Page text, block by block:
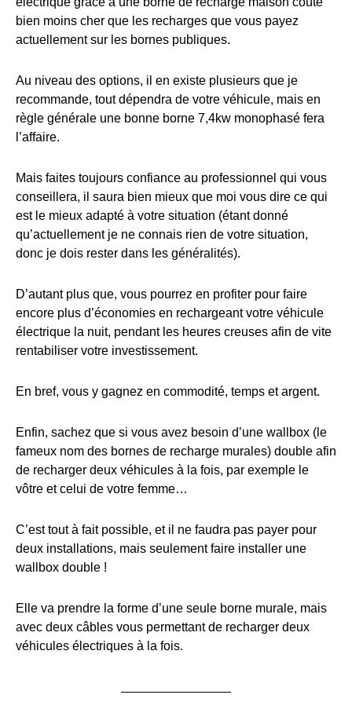
bien moins cher que les recharges que vous payez
actuellement sur les bornes publiques.
Au niveau des options, il en existe plusieurs que je
recommande, tout dépendra de votre véhicule, mais en
règle générale une bonne borne 7,4kw monophasé fera
l’affaire.
Mais faites toujours confiance au professionnel qui vous
conseillera, il saura bien mieux que moi vous dire ce qui
est le mieux adapté à votre situation (étant donné
qu’actuellement je ne connais rien de votre situation,
donc je dois rester dans les généralités).
D’autant plus que, vous pourrez en profiter pour faire
encore plus d’économies en rechargeant votre véhicule
électrique la nuit, pendant les heures creuses afin de vite
rentabiliser votre investissement.
En bref, vous y gagnez en commodité, temps et argent.
Enfin, sachez que si vous avez besoin d’une wallbox (le
fameux nom des bornes de recharge murales) double afin
de recharger deux véhicules à la fois, par exemple le
vôtre et celui de votre femme…
C’est tout à fait possible, et il ne faudra pas payer pour
deux installations, mais seulement faire installer une
wallbox double !
Elle va prendre la forme d’une seule borne murale, mais
avec deux câbles vous permettant de recharger deux
véhicules électriques à la fois.